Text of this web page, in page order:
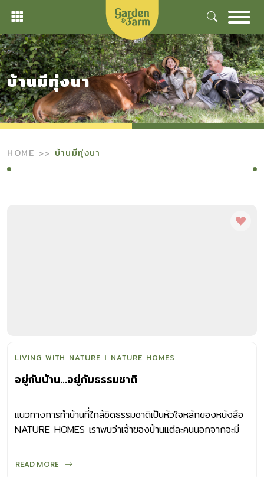
Skip
content
บ้านมีทุ่งนา
HOME บ้านมีทุ่งนา
LIVING WITH NATURE NATURE HOMES
อยู่กับบ้าน…อยู่กับธรรมชาติ
แนวทางการทำบ้านที่ใกล้ชิดธรรมชาติเป็นหัวใจหลักของหนังสือ
NATURE HOMES เราพบว่าเจ้าของบ้านแต่ละคนนอกจากจะมี
ต่อสิ่งแวดล้อม น่าอยู่ อบอุ่น เรียบง่าย และติดดิน จัดสรรพื้นที่
READ MORE